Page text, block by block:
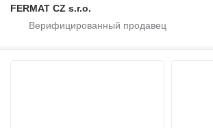
FERMAT CZ s.r.o.